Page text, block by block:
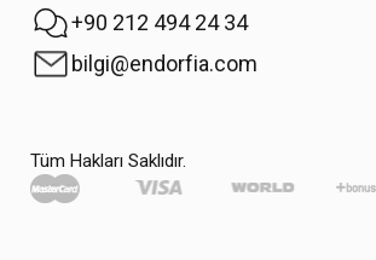
+90 212 494 24 34
bilgi@endorfia.com
Tüm Hakları Saklıdır.